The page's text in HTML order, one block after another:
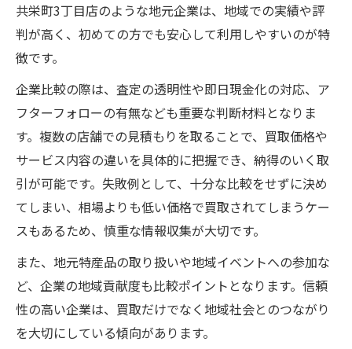
特産品選びと貴金属選びの共通点
地元ならではの貴金属活用術
貴金属買取の基本と成功するポイント
貴金属買取相場比較と注意点一覧
高額買取を目指すコツと流れ
買取時に失敗しないためのチェック
貴金属買取で評価される条件とは
安心して買取依頼するための準備
大府市の価値ある企業と特産品を知る
大府市で注目の企業・特産品一覧
地元で高評価の貴金属企業を探す
特産品の魅力と地元経済への影響
共栄町3丁目店のような地元企業は、地域での実績や評
判が高く、初めての方でも安心して利用しやすいのが特
徴です。
企業比較の際は、査定の透明性や即日現金化の対応、ア
フターフォローの有無なども重要な判断材料となりま
す。複数の店舗での見積もりを取ることで、買取価格や
サービス内容の違いを具体的に把握でき、納得のいく取
引が可能です。失敗例として、十分な比較をせずに決め
てしまい、相場よりも低い価格で買取されてしまうケー
スもあるため、慎重な情報収集が大切です。
また、地元特産品の取り扱いや地域イベントへの参加な
ど、企業の地域貢献度も比較ポイントとなります。信頼
性の高い企業は、買取だけでなく地域社会とのつながり
を大切にしている傾向があります。